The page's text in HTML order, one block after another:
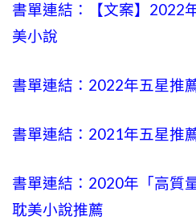
書單連結：【文案】2022
美小說
書單連結：2022年五星推
書單連結：2021年五星推
書單連結：2020年「高質
耽美小說推薦